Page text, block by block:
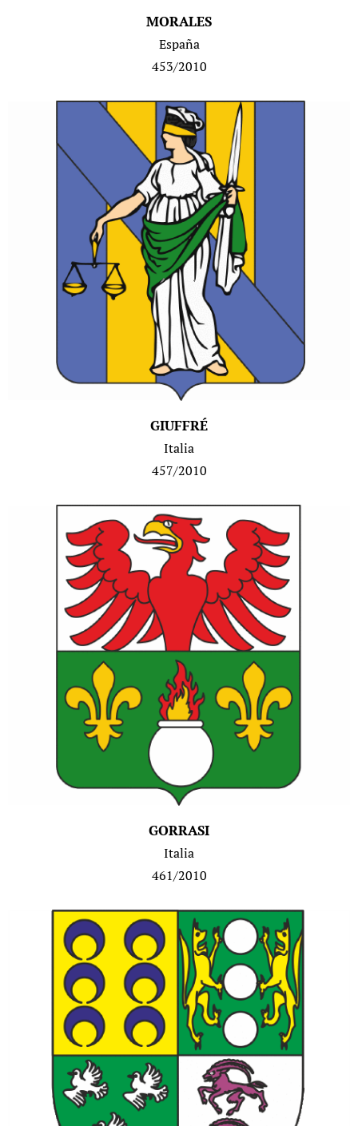
MORALES
España
453/2010
GIUFFRÉ
Italia
457/2010
GORRASI
Italia
461/2010